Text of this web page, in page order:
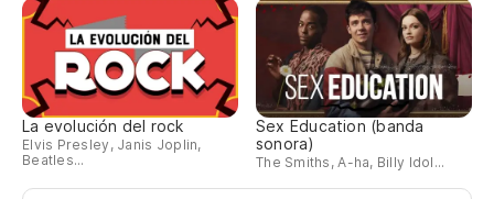
La evolución del rock
Elvis Presley, Janis Joplin,
Beatles...
Sex Education (banda
sonora)
The Smiths, A-ha, Billy Idol...